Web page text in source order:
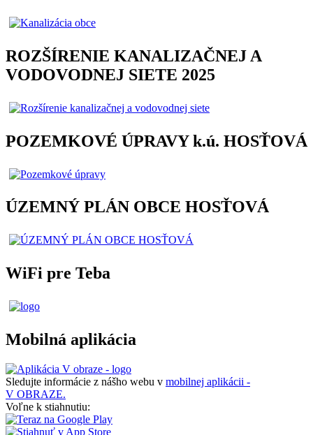
ROZŠÍRENIE KANALIZAČNEJ A
VODOVODNEJ SIETE 2025
POZEMKOVÉ ÚPRAVY k.ú. HOSŤOVÁ
ÚZEMNÝ PLÁN OBCE HOSŤOVÁ
WiFi pre Teba
Mobilná aplikácia
Sledujte informácie z nášho webu v mobilnej aplikácii -
V OBRAZE.
Voľne k stiahnutiu: